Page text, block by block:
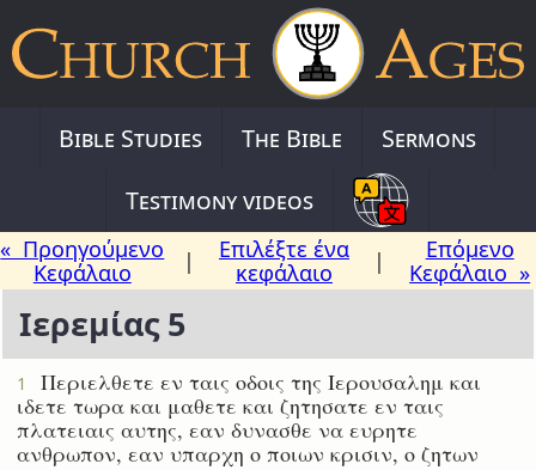
Bible Studies The Bible
Sermons
Testimony videos
« Προηγούμενο
Κεφάλαιο
|
Επιλέξτε ένα
κεφάλαιο
|
Επόμενο
Κεφάλαιο »
Ιερεμίας 5
1
Περιελθετε εν ταις οδοις της Ιερουσαλημ και
ιδετε τωρα και μαθετε και ζητησατε εν ταις
πλατειαις αυτης, εαν δυνασθε να ευρητε
ανθρωπον, εαν υπαρχη ο ποιων κρισιν, ο ζητων